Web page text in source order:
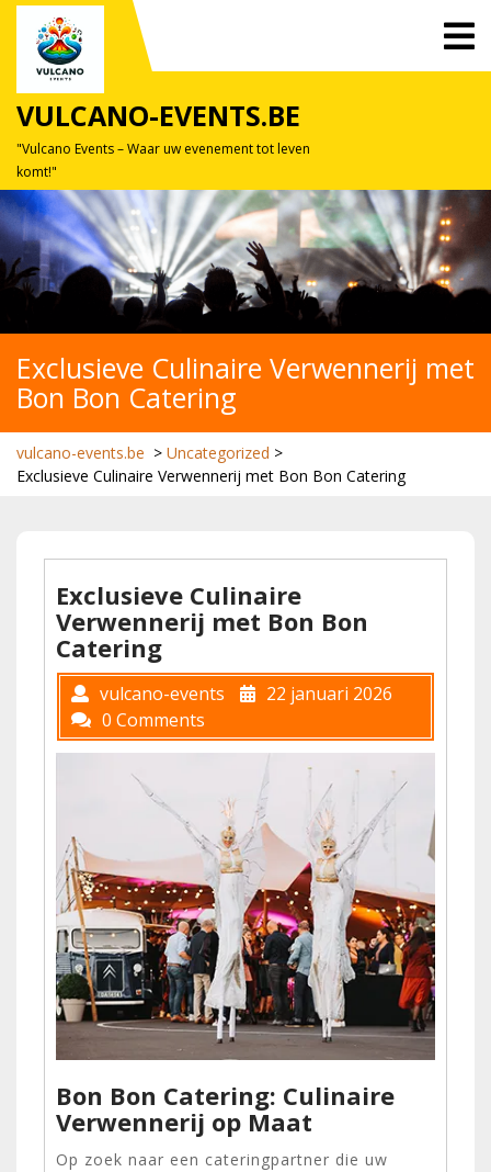
Skip
content
VULCANO-EVENTS.BE
"Vulcano Events – Waar uw evenement tot leven
komt!"
Exclusieve Culinaire Verwennerij met
Bon Bon Catering
vulcano-events.be > Uncategorized >
Exclusieve Culinaire Verwennerij met Bon Bon Catering
Exclusieve Culinaire
Verwennerij met Bon Bon
Catering
vulcano-events
22 januari 2026
0 Comments
Bon Bon Catering: Culinaire
Verwennerij op Maat
Op zoek naar een cateringpartner die uw